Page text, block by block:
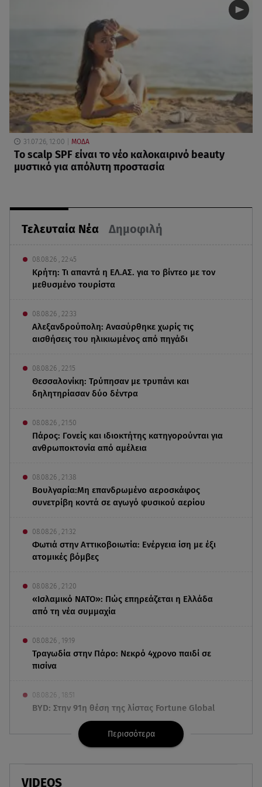
Τελευταία Νέα Δημοφιλή
08.08.26 , 22:45
Κρήτη: Τι απαντά η ΕΛ.ΑΣ. για το βίντεο με τον
μεθυσμένο τουρίστα
08.08.26 , 22:33
Αλεξανδρούπολη: Ανασύρθηκε χωρίς τις
αισθήσεις του ηλικιωμένος από πηγάδι
08.08.26 , 22:15
Θεσσαλονίκη: Τρύπησαν με τρυπάνι και
δηλητηρίασαν δύο δέντρα
08.08.26 , 21:50
Πάρος: Γονείς και ιδιοκτήτης κατηγορούνται για
ανθρωποκτονία από αμέλεια
08.08.26 , 21:38
Βουλγαρία:Μη επανδρωμένο αεροσκάφος
συνετρίβη κοντά σε αγωγό φυσικού αερίου
08.08.26 , 21:32
Φωτιά στην Αττικοβοιωτία: Ενέργεια ίση με έξι
ατομικές βόμβες
08.08.26 , 21:20
«Ισλαμικό ΝΑΤΟ»: Πώς επηρεάζεται η Ελλάδα
από τη νέα συμμαχία
08.08.26 , 19:19
Τραγωδία στην Πάρο: Νεκρό 4χρονο παιδί σε
πισίνα
08.08.26 , 18:51
BYD: Στην 91η θέση της λίστας Fortune Global
500 για το 2026
Εριέττα Κούρκουλου: Η συγκινητική ανάρτηση
Περισσότερα
VIDEOS
31.07.26, 12:00 ΜΟΔΑ
Το scalp SPF είναι το νέο καλοκαιρινό beauty
μυστικό για απόλυτη προστασία